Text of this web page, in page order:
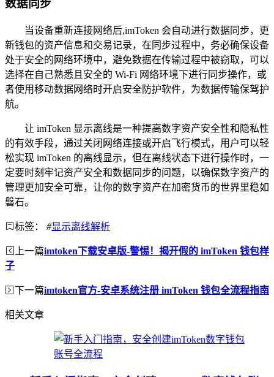
数据同步
当设备重新连接网络后,imToken 会自动进行数据同步，更
新钱包的资产信息和交易记录，在同步过程中，务必确保设备
处于安全的网络环境中，避免数据在传输过程中被窃取，可以
选择在自己熟悉且安全的 Wi-Fi 网络环境下进行同步操作，或
者使用移动数据网络时开启安全防护软件，为数据传输保驾护
航。
让 imToken 显示离线是一种提高数字资产安全性和隐私性
的有效手段，通过关闭网络连接或开启飞行模式，用户可以轻
松实现 imToken 的离线显示，但在离线状态下进行操作时，一
定要时刻牢记资产安全和数据同步的问题，以确保数字资产的
管理更加安全可靠，让你的数字资产在加密货币的世界里稳如
磐石。
标签： #显示离线解析
上一篇imtoken下载安卓版-警惕！揭开假的 imToken 钱包样
子
下一篇imtoken官方-安卓系统注册 imToken 钱包全流程指南
相关文章